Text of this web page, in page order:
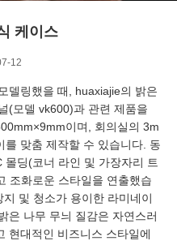
케이스
12
델링했을 때, huaxiajie의 밝은
(모델 vk600)과 관련 제품을
이며, 회의실의 3m
를 맞춤 제작할 수 있습니다. 동
딩(코너 라인 및 가장자리 트
조화로운 스타일을 연출했습
및 청소가 용이한 라미네이
은 나무 무늬 질감은 자연스러
현대적인 비즈니스 스타일에